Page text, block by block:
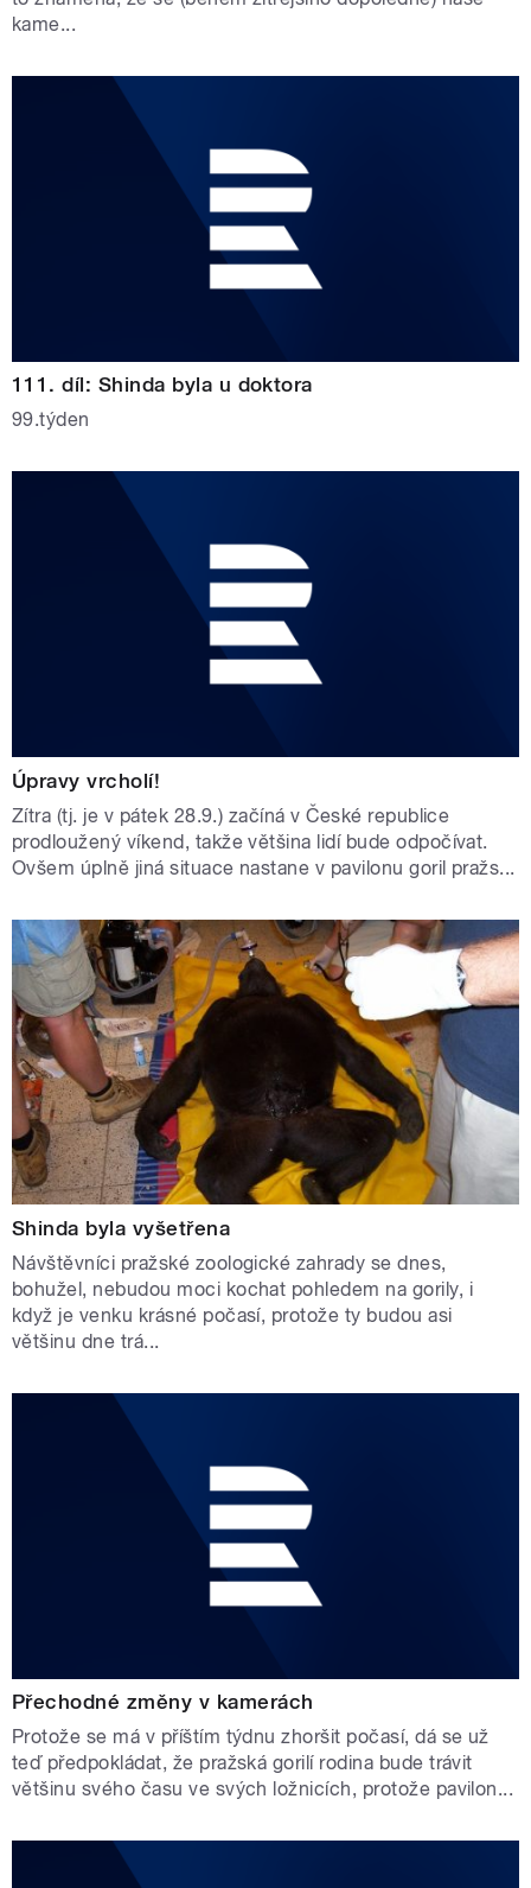
kame...
111. díl: Shinda byla u doktora
99.týden
Úpravy vrcholí!
Zítra (tj. je v pátek 28.9.) začíná v České republice
prodloužený víkend, takže většina lidí bude odpočívat.
Ovšem úplně jiná situace nastane v pavilonu goril pražs...
Shinda byla vyšetřena
Návštěvníci pražské zoologické zahrady se dnes,
bohužel, nebudou moci kochat pohledem na gorily, i
když je venku krásné počasí, protože ty budou asi
většinu dne trá...
Přechodné změny v kamerách
Protože se má v příštím týdnu zhoršit počasí, dá se už
teď předpokládat, že pražská gorilí rodina bude trávit
většinu svého času ve svých ložnicích, protože pavilon...